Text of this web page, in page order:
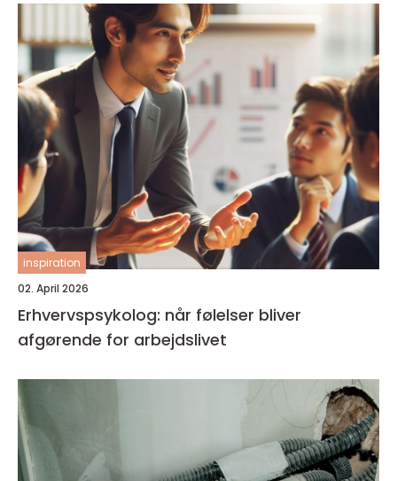
inspiration
02. April 2026
Erhvervspsykolog: når følelser bliver
afgørende for arbejdslivet